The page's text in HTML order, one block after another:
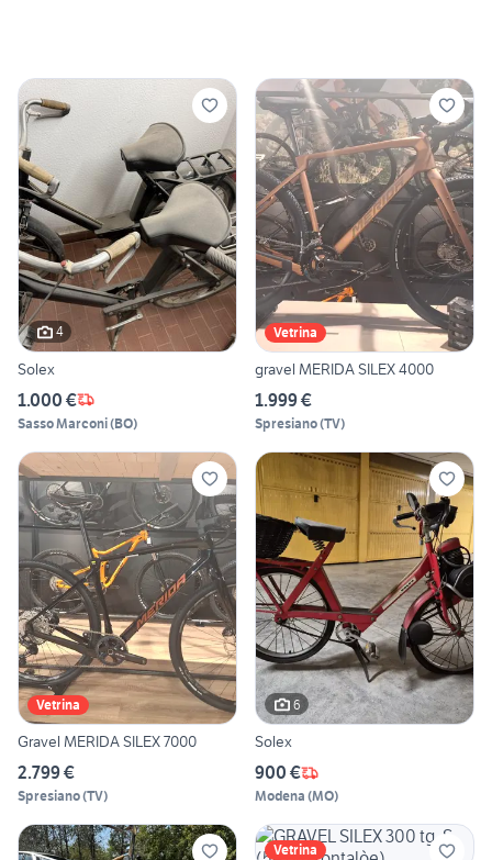
4
Solex
1.000 €
Sasso Marconi(BO)
Vetrina
gravel MERIDA SILEX 4000
1.999 €
Spresiano(TV)
Vetrina
Gravel MERIDA SILEX 7000
2.799 €
Spresiano(TV)
6
Solex
900 €
Modena (MO)
Vetrina